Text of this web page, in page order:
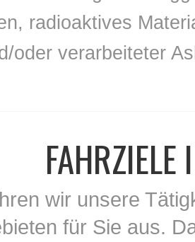
radioaktives
oder verarbeiteter
wir unsere
für Sie aus.